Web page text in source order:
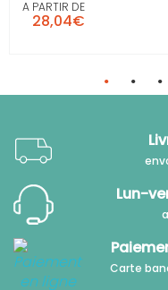
A PARTIR DE
28,04€
Lun-
Carte